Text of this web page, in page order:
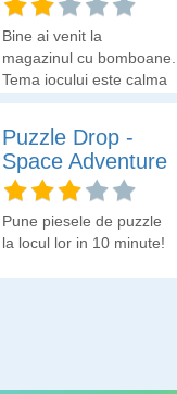
Bine ai venit la
magazinul cu bomboane.
Tema jocului este calma
si distractiva. Jucatorii
pentru a colecta mai
multe bomboane. Poti
sa-ti provoci prietenii si
un scor mai mare.
Puzzle Drop -
Space Adventure
Pune piesele de puzzle
la locul lor in 10 minute!